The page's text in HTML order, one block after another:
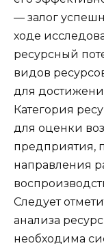
— залог
ходе
ресурсный
видов
для
Категория
для оценки
предприятия,
направления
Следует
анализа
необходима